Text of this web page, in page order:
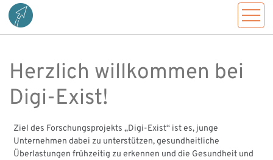
Herzlich willkommen bei
Digi-Exist!
Ziel des Forschungsprojekts „Digi-Exist“ ist es, junge
Unternehmen dabei zu unterstützen, gesundheitliche
Überlastungen frühzeitig zu erkennen und die Gesundheit und